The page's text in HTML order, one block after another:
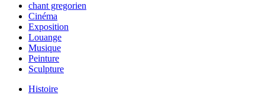
chant gregorien
Cinéma
Exposition
Louange
Musique
Peinture
Sculpture
Histoire